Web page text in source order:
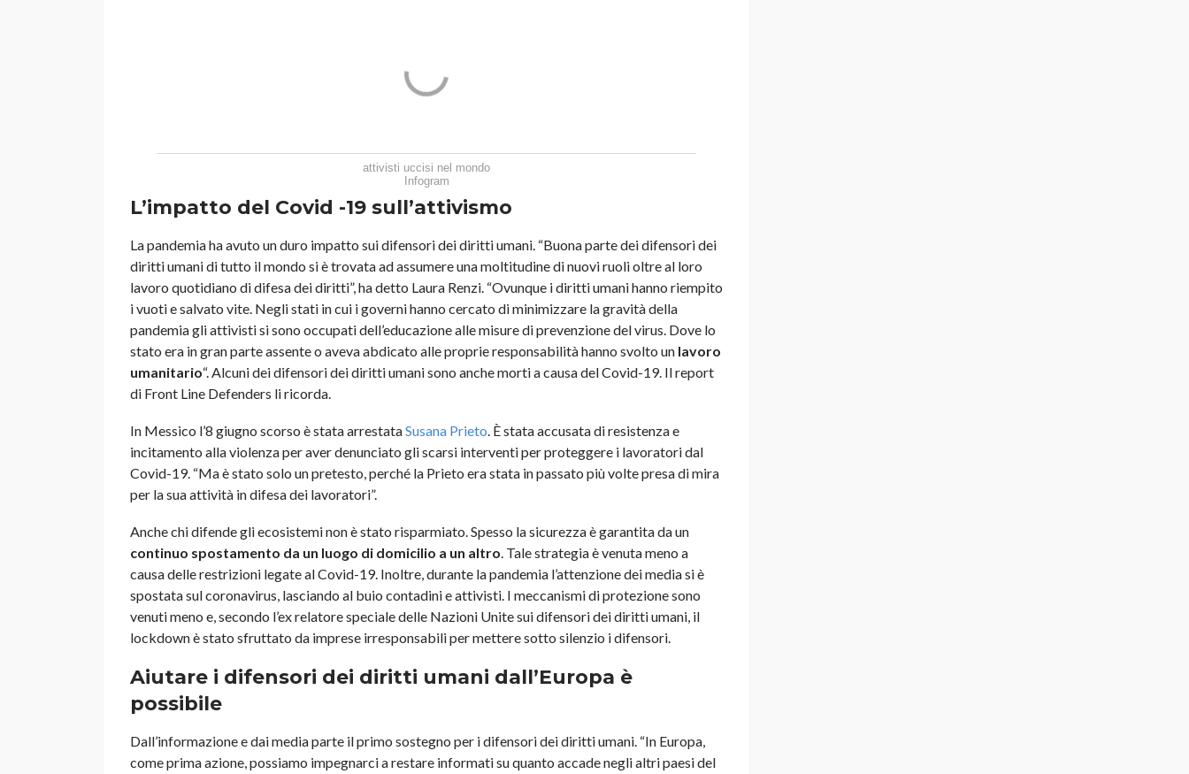
attivisti uccisi nel mondo
Infogram
L’impatto del Covid -19 sull’attivismo
La pandemia ha avuto un duro impatto sui difensori dei diritti umani. “Buona parte dei difensori dei
diritti umani di tutto il mondo si è trovata ad assumere una moltitudine di nuovi ruoli oltre al loro
lavoro quotidiano di difesa dei diritti”, ha detto Laura Renzi. “Ovunque i diritti umani hanno riempito
i vuoti e salvato vite. Negli stati in cui i governi hanno cercato di minimizzare la gravità della
pandemia gli attivisti si sono occupati dell’educazione alle misure di prevenzione del virus. Dove lo
stato era in gran parte assente o aveva abdicato alle proprie responsabilità hanno svolto un lavoro
umanitario“. Alcuni dei difensori dei diritti umani sono anche morti a causa del Covid-19. Il report
di Front Line Defenders li ricorda.
In Messico l’8 giugno scorso è stata arrestataSusana Prieto. È stata accusata di resistenza e
incitamento alla violenza per aver denunciato gli scarsi interventi per proteggere i lavoratori dal
Covid-19. “Ma è stato solo un pretesto, perché la Prieto era stata in passato più volte presa di mira
per la sua attività in difesa dei lavoratori”.
Anche chi difende gli ecosistemi non è stato risparmiato. Spesso la sicurezza è garantita da un
continuo spostamento da un luogo di domicilio a un altro. Tale strategia è venuta meno a
causa delle restrizioni legate al Covid-19. Inoltre, durante la pandemia l’attenzione dei media si è
spostata sul coronavirus, lasciando al buio contadini e attivisti. I meccanismi di protezione sono
venuti meno e, secondo l’ex relatore speciale delle Nazioni Unite sui difensori dei diritti umani, il
lockdown è stato sfruttato da imprese irresponsabili per mettere sotto silenzio i difensori.
Aiutare i difensori dei diritti umani dall’Europa è
possibile
Dall’informazione e dai media parte il primo sostegno per i difensori dei diritti umani. “In Europa,
come prima azione, possiamo impegnarci a restare informati su quanto accade negli altri paesi del